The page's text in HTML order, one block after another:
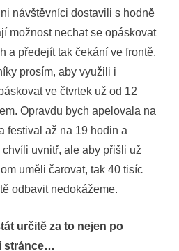
návštěvníci dostavili s hodně
možnost nechat se opáskovat
a předejít tak čekání ve frontě.
prosím, aby využili i
ve čtvrtek už od 12
Opravdu bych apelovala na
festival až na 19 hodin a
uvnitř, ale aby přišli už
uměli čarovat, tak 40 tisíc
odbavit nedokážeme.
určitě za to nejen po
stránce…